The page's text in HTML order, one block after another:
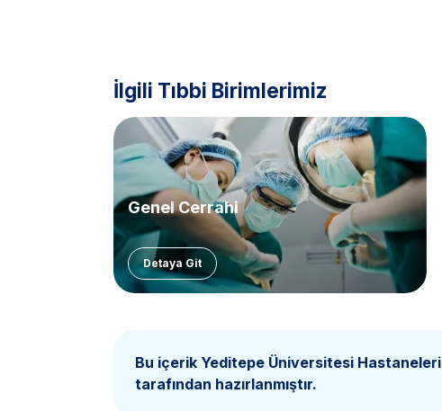
İlgili Tıbbi Birimlerimiz
Genel Cerrahi
Detaya Git
Bu içerik Yeditepe Üniversitesi Hastaneleri
tarafından hazırlanmıştır.